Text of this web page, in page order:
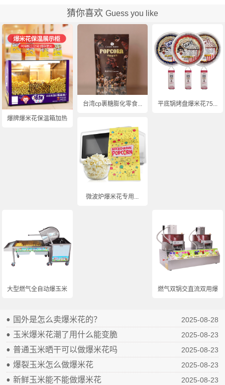
猜你喜欢 Guess you like
爆牌爆米花保温箱加热...
台湾cp裹糖膨化零食... 平底锅烤盘爆米花75...
微波炉爆米花专用...
大型燃气全自动爆玉米... 燃气双锅交直流双用爆...
国外是怎么卖爆米花的？ 2025-08-28
玉米爆米花潮了用什么能变脆 2025-08-23
普通玉米晒干可以做爆米花吗 2025-08-23
爆裂玉米怎么做爆米花 2025-08-23
新鲜玉米能不能做爆米花 2025-08-23